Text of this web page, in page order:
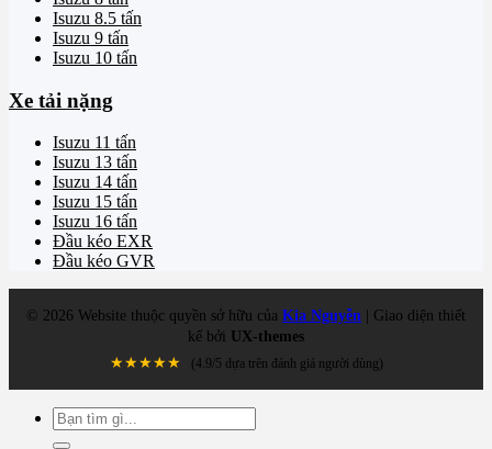
Isuzu 8.5 tấn
Isuzu 9 tấn
Isuzu 10 tấn
Xe tải nặng
Isuzu 11 tấn
Isuzu 13 tấn
Isuzu 14 tấn
Isuzu 15 tấn
Isuzu 16 tấn
Đầu kéo EXR
Đầu kéo GVR
© 2026 Website thuộc quyền sở hữu của Kia Nguyễn | Giao diện thiết
kế bởi UX-themes
★★★★★
(4.9/5 dựa trên đánh giá người dùng)
Tìm
kiếm: